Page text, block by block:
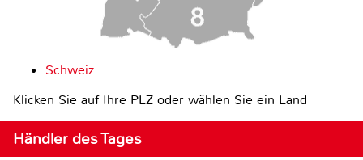
Schweiz
Klicken Sie auf Ihre PLZ oder wählen Sie ein Land
Händler des Tages